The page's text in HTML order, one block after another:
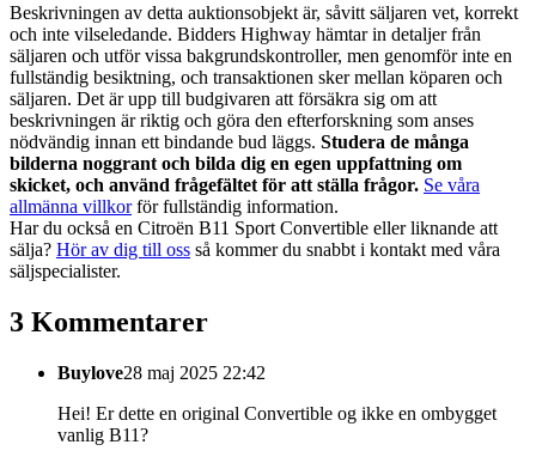
Beskrivningen av detta auktionsobjekt är, såvitt säljaren vet, korrekt
och inte vilseledande. Bidders Highway hämtar in detaljer från
säljaren och utför vissa bakgrundskontroller, men genomför inte en
fullständig besiktning, och transaktionen sker mellan köparen och
säljaren. Det är upp till budgivaren att försäkra sig om att
beskrivningen är riktig och göra den efterforskning som anses
nödvändig innan ett bindande bud läggs. Studera de många
bilderna noggrant och bilda dig en egen uppfattning om
skicket, och använd frågefältet för att ställa frågor. Se våra
allmänna villkorför fullständig information.
Har du också en Citroën B11 Sport Convertible eller liknande att
sälja? Hör av dig till oss så kommer du snabbt i kontakt med våra
säljspecialister.
3 Kommentarer
Buylove28 maj 2025 22:42
Hei! Er dette en original Convertible og ikke en ombygget
vanlig B11?